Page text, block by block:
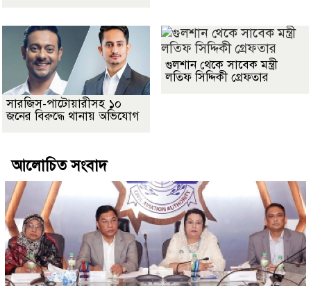
সারজিস-পাটোয়ারীসহ ১০
জনের বিরুদ্ধে থানায় অভিযোগ
গুলশান থেকে সাবেক মন্ত্রী
লতিফ সিদ্দিকী গ্রেফতার
আলোচিত সংবাদ